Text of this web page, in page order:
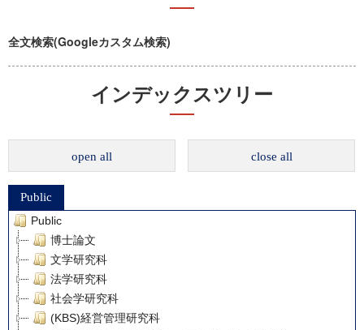
全文検索(Googleカスタム検索)
インデックスツリー
open all close all
Public
Public
博士論文
文学研究科
法学研究科
社会学研究科
(KBS)経営管理研究科